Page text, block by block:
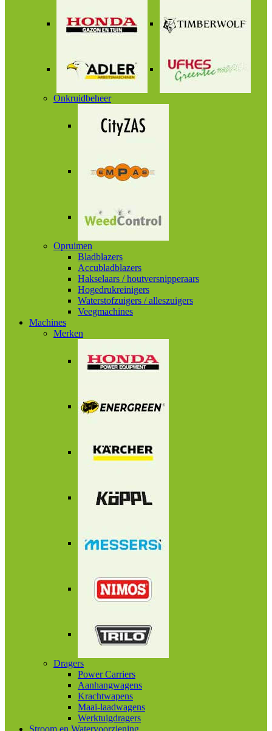
Onkruidbeheer
Opruimen
Bladblazers
Accubladblazers
Hakselaars / houtversnipperaars
Hogedrukreinigers
Waterstofzuigers / alleszuigers
Veegmachines
Machines
Merken
Dragers
Power Carriers
Aanhangwagens
Krachtwapens
Maai-laadwagens
Werktuigdragers
Stroom en Watervoorziening